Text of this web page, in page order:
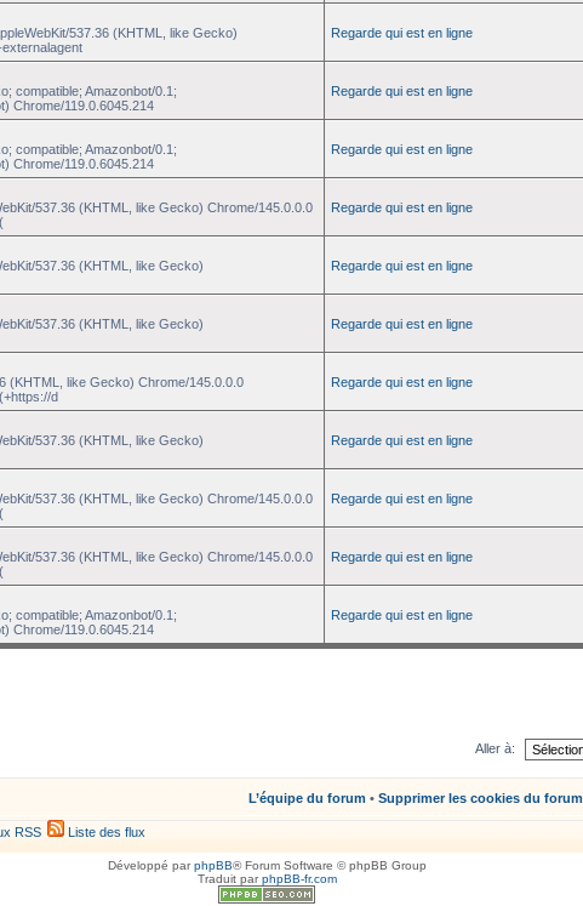
537.36 (KHTML, like Gecko)
Regarde qui est en ligne
compatible; Amazonbot/0.1;
Chrome/119.0.6045.214
Regarde qui est en ligne
compatible; Amazonbot/0.1;
Chrome/119.0.6045.214
Regarde qui est en ligne
537.36 (KHTML, like Gecko) Chrome/145.0.0.0
Regarde qui est en ligne
537.36 (KHTML, like Gecko)
Regarde qui est en ligne
537.36 (KHTML, like Gecko)
Regarde qui est en ligne
(KHTML, like Gecko) Chrome/145.0.0.0
d
Regarde qui est en ligne
537.36 (KHTML, like Gecko)
Regarde qui est en ligne
537.36 (KHTML, like Gecko) Chrome/145.0.0.0
Regarde qui est en ligne
537.36 (KHTML, like Gecko) Chrome/145.0.0.0
Regarde qui est en ligne
compatible; Amazonbot/0.1;
Chrome/119.0.6045.214
Regarde qui est en ligne
Aller à:
L’équipe du forum • Supprimer les cookies du forum
RSS Liste des flux
Développé parphpBB® Forum Software © phpBB Group
Traduit parphpBB-fr.com